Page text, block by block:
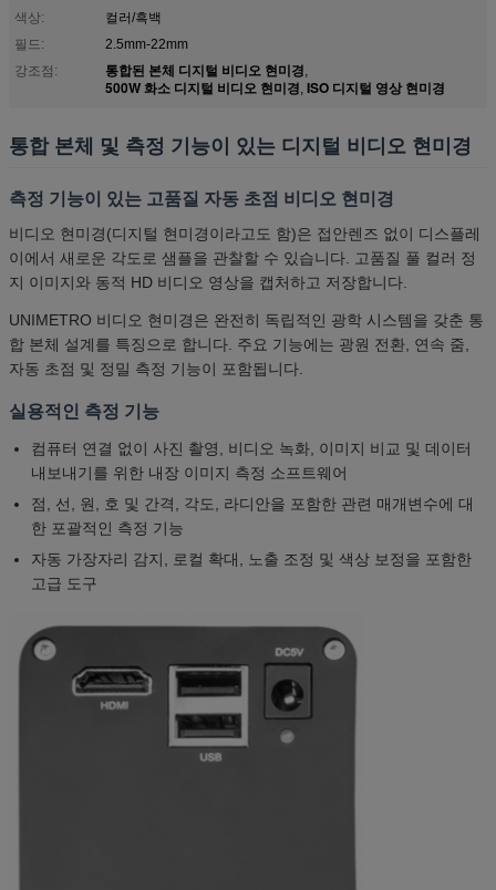
색상:
컬러/흑백
필드:
2.5mm-22mm
강조점:
통합된 본체 디지털 비디오 현미경,
500W 화소 디지털 비디오 현미경, ISO 디지털 영상 현미경
통합 본체 및 측정 기능이 있는 디지털 비디오 현미경
측정 기능이 있는 고품질 자동 초점 비디오 현미경
비디오 현미경(디지털 현미경이라고도 함)은 접안렌즈 없이 디스플레
이에서 새로운 각도로 샘플을 관찰할 수 있습니다. 고품질 풀 컬러 정
지 이미지와 동적 HD 비디오 영상을 캡처하고 저장합니다.
UNIMETRO 비디오 현미경은 완전히 독립적인 광학 시스템을 갖춘 통
합 본체 설계를 특징으로 합니다. 주요 기능에는 광원 전환, 연속 줌,
자동 초점 및 정밀 측정 기능이 포함됩니다.
실용적인 측정 기능
컴퓨터 연결 없이 사진 촬영, 비디오 녹화, 이미지 비교 및 ​​데이터
내보내기를 위한 내장 이미지 측정 소프트웨어
점, 선, 원, 호 및 간격, 각도, 라디안을 포함한 관련 매개변수에 대
한 포괄적인 측정 기능
자동 가장자리 감지, 로컬 확대, 노출 조정 및 색상 보정을 포함한
고급 도구